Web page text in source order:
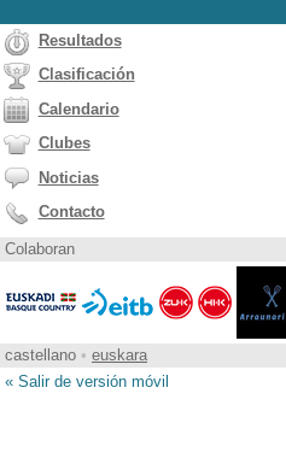
Resultados
Clasificación
Calendario
Clubes
Noticias
Contacto
Colaboran
castellano • euskara
« Salir de versión móvil